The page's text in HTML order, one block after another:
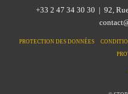
+33 2 47 34 30 30 | 92,
PROTECTION DES DONNÉES